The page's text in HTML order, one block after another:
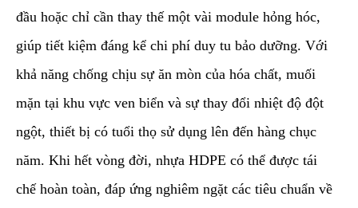
đầu hoặc chỉ cần thay thế một vài module hỏng hóc,
giúp tiết kiệm đáng kể chi phí duy tu bảo dưỡng. Với
khả năng chống chịu sự ăn mòn của hóa chất, muối
mặn tại khu vực ven biển và sự thay đổi nhiệt độ đột
ngột, thiết bị có tuổi thọ sử dụng lên đến hàng chục
năm. Khi hết vòng đời, nhựa HDPE có thể được tái
chế hoàn toàn, đáp ứng nghiêm ngặt các tiêu chuẩn về